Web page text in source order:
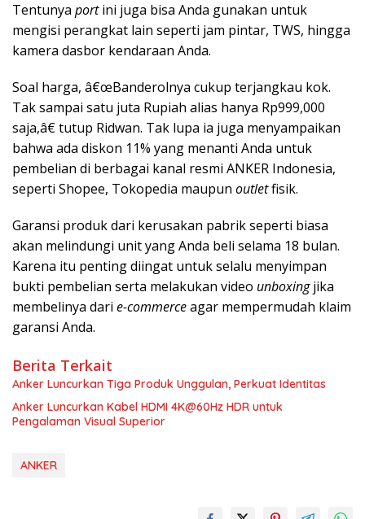
Tentunya portini juga bisa Anda gunakan untuk
mengisi perangkat lain seperti jam pintar, TWS, hingga
kamera dasbor kendaraan Anda.
Soal harga, â€œBanderolnya cukup terjangkau kok.
Tak sampai satu juta Rupiah alias hanya Rp999,000
saja,â€ tutup Ridwan. Tak lupa ia juga menyampaikan
bahwa ada diskon 11% yang menanti Anda untuk
pembelian di berbagai kanal resmi ANKER Indonesia,
seperti Shopee, Tokopedia maupun outletfisik.
Garansi produk dari kerusakan pabrik seperti biasa
akan melindungi unit yang Anda beli selama 18 bulan.
Karena itu penting diingat untuk selalu menyimpan
bukti pembelian serta melakukan video unboxingjika
membelinya dari e-commerceagar mempermudah klaim
garansi Anda.
Berita Terkait
Anker Luncurkan Tiga Produk Unggulan, Perkuat Identitas
Anker Luncurkan Kabel HDMI 4K@60Hz HDR untuk
Pengalaman Visual Superior
ANKER